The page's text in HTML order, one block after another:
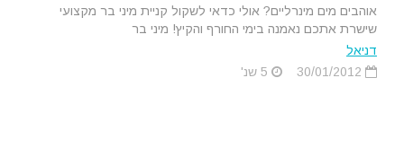
אוהבים מים מינרליים? אולי כדאי לשקול קניית מיני בר מקצועי
שישרת אתכם נאמנה בימי החורף והקיץ! מיני בר
דניאל